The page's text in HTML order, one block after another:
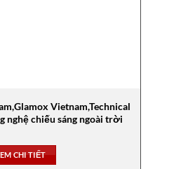
Vietnam,Technical
nghệ chiếu sáng ngoài trời
CHI TIẾT